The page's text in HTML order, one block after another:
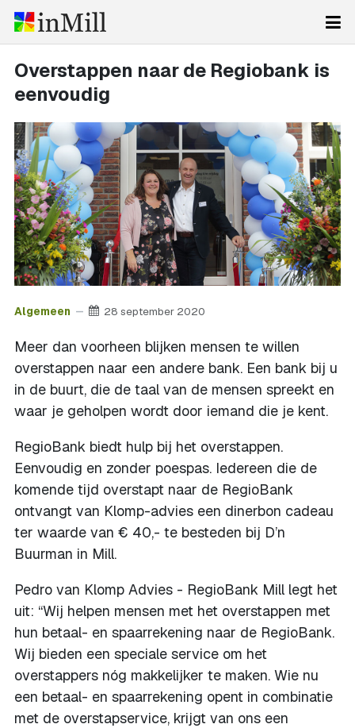
Overstappen naar de Regiobank is
eenvoudig
Algemeen 28 september 2020
Meer dan voorheen blijken mensen te willen
overstappen naar een andere bank. Een bank bij u
in de buurt, die de taal van de mensen spreekt en
waar je geholpen wordt door iemand die je kent.
RegioBank biedt hulp bij het overstappen.
Eenvoudig en zonder poespas. Iedereen die de
komende tijd overstapt naar de RegioBank
ontvangt van Klomp-advies een dinerbon cadeau
ter waarde van € 40,- te besteden bij D’n
Buurman in Mill.
Pedro van Klomp Advies - RegioBank Mill legt het
uit: “Wij helpen mensen met het overstappen met
hun betaal- en spaarrekening naar de RegioBank.
Wij bieden een speciale service om het
overstappers nóg makkelijker te maken. Wie nu
een betaal- en spaarrekening opent in combinatie
met de overstapservice, krijgt van ons een